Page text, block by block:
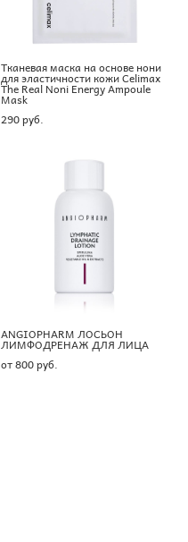
Тканевая маска на основе нони
для эластичности кожи Celimax
The Real Noni Energy Ampoule
Mask
290 pуб.
ANGIOPHARM ЛОСЬОН
ЛИМФОДРЕНАЖ ДЛЯ ЛИЦА
от 800 pуб.